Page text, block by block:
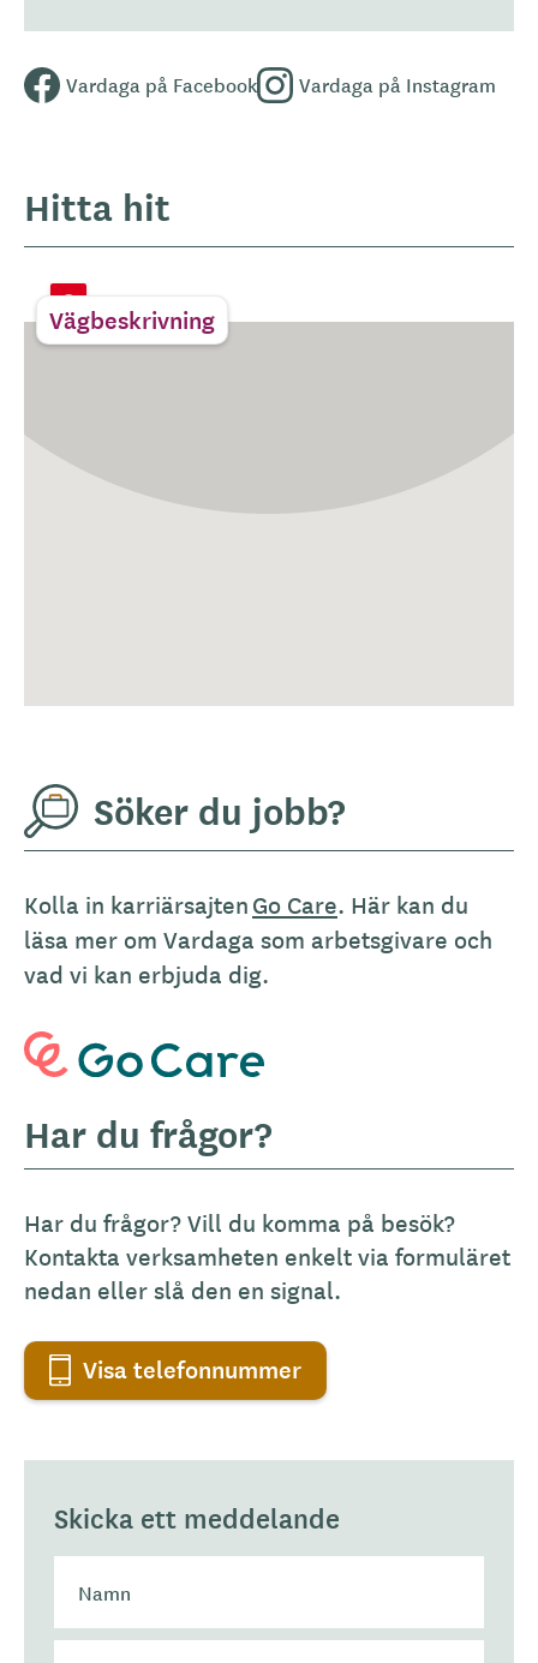
Vardaga på Facebook Vardaga på Instagram
Hitta hit
Vägbeskrivning
Söker du jobb?
Kolla in karriärsajtenGo Care. Här kan du
läsa mer om Vardaga som arbetsgivare och
vad vi kan erbjuda dig.
Har du frågor?
Har du frågor? Vill du komma på besök?
Kontakta verksamheten enkelt via formuläret
nedan eller slå den en signal.
Visa telefonnummer
Skicka ett meddelande